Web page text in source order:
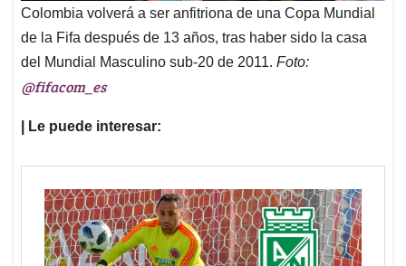
Colombia volverá a ser anfitriona de una Copa Mundial
de la Fifa después de 13 años, tras haber sido la casa
del Mundial Masculino sub-20 de 2011. Foto:
@fifacom_es
| Le puede interesar: